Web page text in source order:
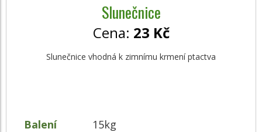
Slunečnice
Cena: 23 Kč
Slunečnice vhodná k zimnímu krmení ptactva
Balení 15kg